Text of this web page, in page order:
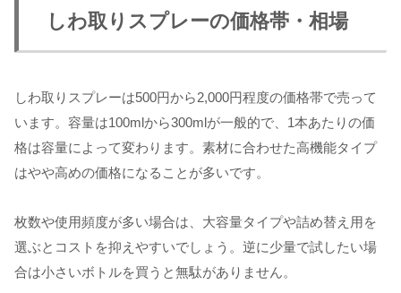
しわ取りスプレーの価格帯・相場
しわ取りスプレーは500円から2,000円程度の価格帯で売って
います。容量は100mlから300mlが一般的で、1本あたりの価
格は容量によって変わります。素材に合わせた高機能タイプ
はやや高めの価格になることが多いです。
枚数や使用頻度が多い場合は、大容量タイプや詰め替え用を
選ぶとコストを抑えやすいでしょう。逆に少量で試したい場
合は小さいボトルを買うと無駄がありません。